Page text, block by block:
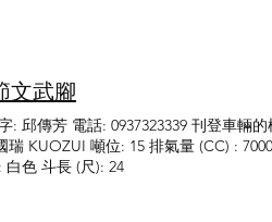
文武腳
邱傳芳 電話: 0937323339 刊登車輛
KUOZUI 噸位: 15 排氣量 (CC) :
色 斗長 (尺): 24